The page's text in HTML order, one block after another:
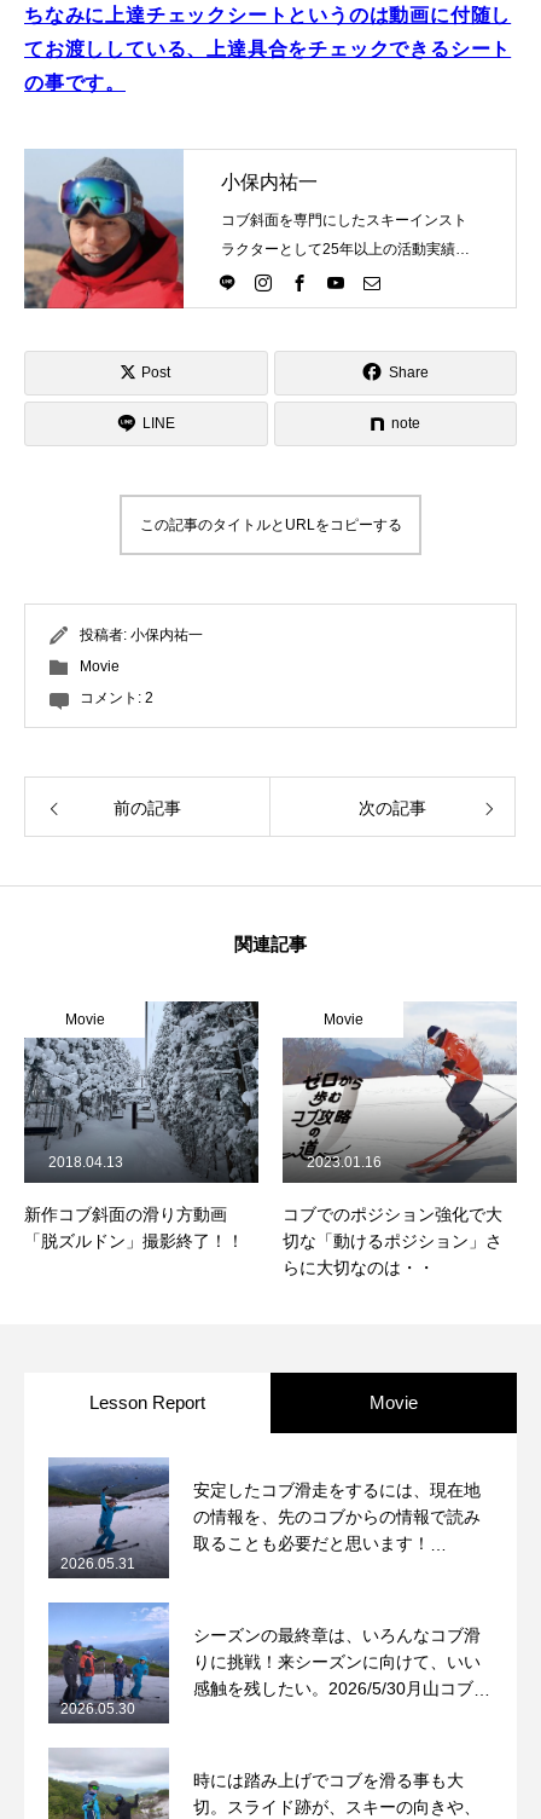
ちなみに上達チェックシートというのは動画に付随し
てお渡ししている、上達具合をチェックできるシート
の事です。
小保内祐一
コブ斜面を専門にしたスキーインスト
ラクターとして25年以上の活動実績。
Directlineスキースクール代表として、
スキーインストラクターが職業選択の
Post Share
LINE note
この記事のタイトルとURLをコピーする
投稿者: 小保内祐一
Movie
コメント: 2
前の記事 次の記事
関連記事
Movie
新作コブ斜面の滑り方動画
「脱ズルドン」撮影終了！！
2018.04.13
Movie
コブでのポジション強化で大
切な「動けるポジション」さ
らに大切なのは・・
2023.01.16
Lesson Report Movie
安定したコブ滑走をするには、現在地
の情報を、先のコブからの情報で読み
取ることも必要だと思います！
2026.05.31
シーズンの最終章は、いろんなコブ滑
りに挑戦！来シーズンに向けて、いい
感触を残したい。2026/5/30月山コブレ
2026.05.30
時には踏み上げでコブを滑る事も大
切。スライド跡が、スキーの向きや、